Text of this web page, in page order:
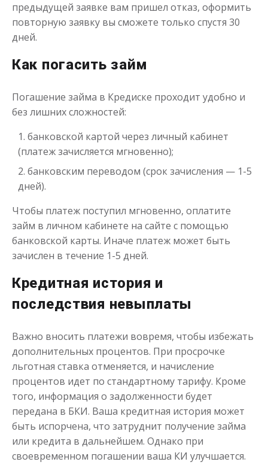
Сумма до50 000₽
Срок от 1до 21 дня
Срок от 1до 21 дня
Получить
Займ без проверки кредитной
истории
Сумма до50 000₽
Срок от 1до 21 дня
Получить
предыдущей заявке вам пришел отказ, оформить
повторную заявку вы сможете только спустя 30
дней.
Как погасить займ
Погашение займа в Кредиске проходит удобно и
без лишних сложностей:
банковской картой через личный кабинет
(платеж зачисляется мгновенно);
банковским переводом (срок зачисления — 1-5
дней).
Чтобы платеж поступил мгновенно, оплатите
займ в личном кабинете на сайте с помощью
банковской карты. Иначе платеж может быть
зачислен в течение 1-5 дней.
Кредитная история и
последствия невыплаты
Важно вносить платежи вовремя, чтобы избежать
дополнительных процентов. При просрочке
льготная ставка отменяется, и начисление
процентов идет по стандартному тарифу. Кроме
того, информация о задолженности будет
передана в БКИ. Ваша кредитная история может
быть испорчена, что затруднит получение займа
или кредита в дальнейшем. Однако при
своевременном погашении ваша КИ улучшается.